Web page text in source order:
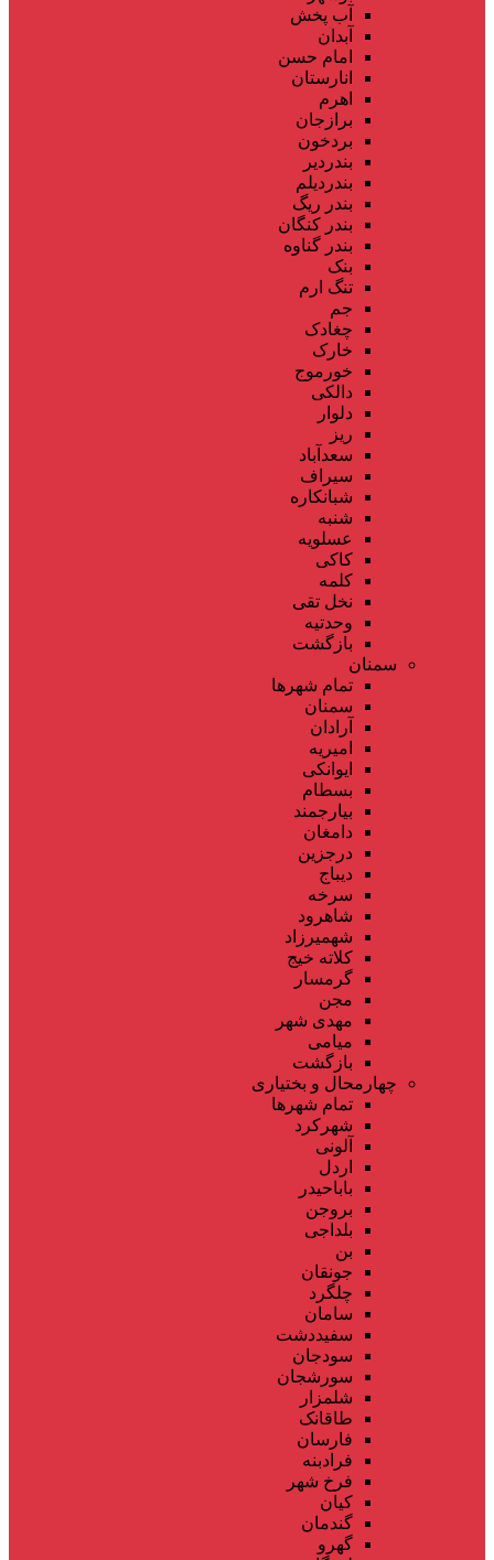
آب پخش
آبدان
امام حسن
انارستان
اهرم
برازجان
بردخون
بندردیر
بندردیلم
بندر ریگ
بندر کنگان
بندر گناوه
بنک
تنگ ارم
جم
چغادک
خارک
خورموج
دالکی
دلوار
ریز
سعدآباد
سیراف
شبانکاره
شنبه
عسلویه
کاکی
کلمه
نخل تقی
وحدتیه
بازگشت
سمنان
تمام شهر‌ها
سمنان
آرادان
امیریه
ایوانکی
بسطام
بیارجمند
دامغان
درجزین
دیباج
سرخه
شاهرود
شهمیرزاد
کلاته خیج
گرمسار
مجن
مهدی شهر
میامی
بازگشت
چهارمحال و بختیاری
تمام شهر‌ها
شهرکرد
آلونی
اردل
باباحیدر
بروجن
بلداجی
بن
جونقان
چلگرد
سامان
سفیددشت
سودجان
سورشجان
شلمزار
طاقانک
فارسان
فرادبنه
فرخ شهر
کیان
گندمان
گهرو